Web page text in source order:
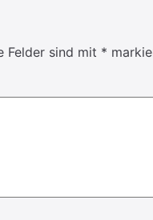
Felder sind mit *